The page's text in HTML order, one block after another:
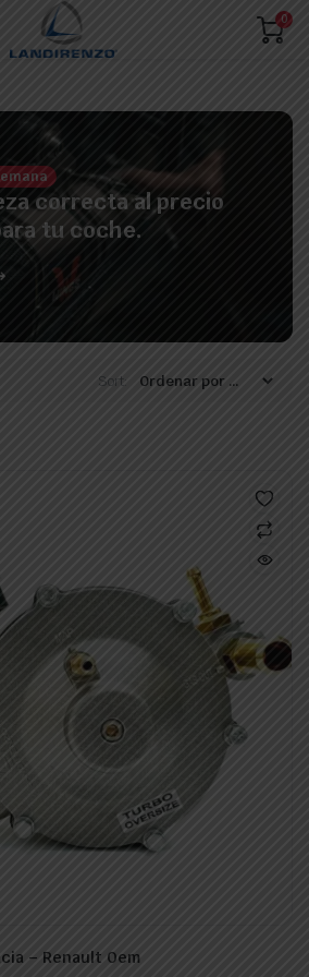
0
correcta al precio
tu coche.
Sort:
– Renault Oem